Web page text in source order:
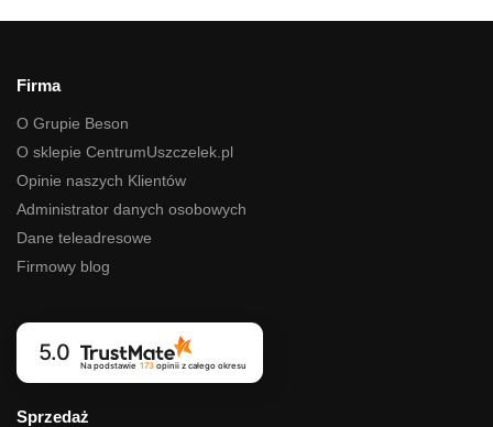
Firma
O Grupie Beson
O sklepie CentrumUszczelek.pl
Opinie naszych Klientów
Administrator danych osobowych
Dane teleadresowe
Firmowy blog
5.0
Na podstawie 173opinii z całego okresu
Sprzedaż